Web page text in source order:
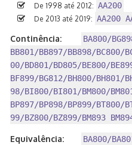
De 1998 até 2012: AA200
De 2013 até 2019: AA200
Continência:
BA800/
BB801/BB897/BB898/BC800/
00/BD801/BD805/BE800/
BF899/BG812/BH800/BH801/
98/BI800/BI801/BM800/
BP897/BP898/BP899/BT800/
99/BZ800/BZ899/BM893
Equivalência:
BA800/